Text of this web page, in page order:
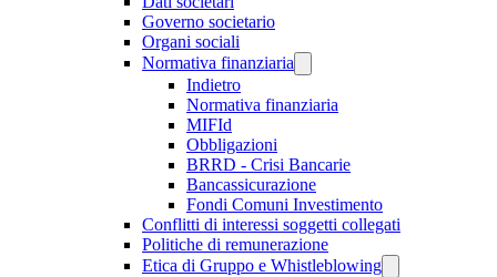
Governo societario
Organi sociali
Normativa finanziaria
Indietro
Normativa finanziaria
MIFId
Obbligazioni
BRRD - Crisi Bancarie
Bancassicurazione
Fondi Comuni Investimento
Conflitti di interessi soggetti collegati
Politiche di remunerazione
Etica di Gruppo e Whistleblowing